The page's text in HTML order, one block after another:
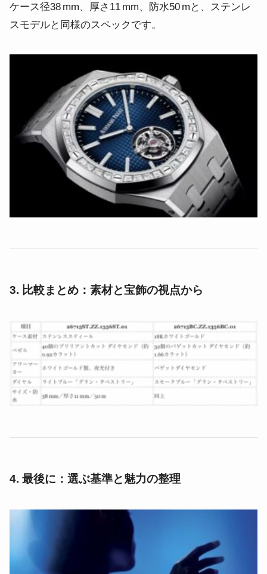
ケース径38 mm、厚さ11 mm、防水50 mと、ステンレ
スモデルと同様のスペックです。
3. 比較まとめ：素材と宝飾の視点から
4. 最後に：選ぶ基準と魅力の整理